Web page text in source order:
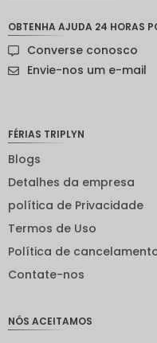
sueca
ienes
INR
OBTENHA AJUDA 24 HORAS
Converse conosco
Envie-nos um e-mail
FÉRIAS TRIPLYN
Blogs
Detalhes da empresa
política de Privacidade
Termos de Uso
Política de
Contate-nos
NÓS ACEITAMOS